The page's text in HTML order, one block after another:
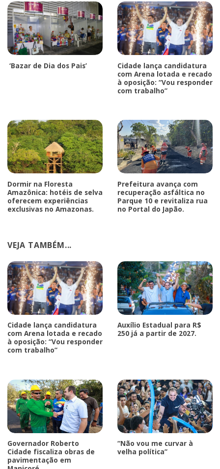
‘Bazar de Dia dos Pais’
Cidade lança candidatura
com Arena lotada e recado
à oposição: “Vou responder
com trabalho”
Dormir na Floresta
Amazônica: hotéis de selva
oferecem experiências
exclusivas no Amazonas.
Prefeitura avança com
recuperação asfáltica no
Parque 10 e revitaliza rua
no Portal do Japão.
VEJA TAMBÉM...
Cidade lança candidatura
com Arena lotada e recado
à oposição: “Vou responder
com trabalho”
Auxílio Estadual para R$
250 já a partir de 2027.
Governador Roberto
Cidade fiscaliza obras de
pavimentação em
“Não vou me curvar à
velha política”